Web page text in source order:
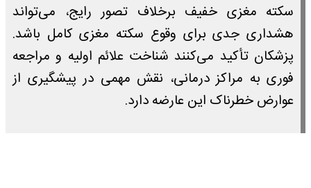
سکته مغزی خفیف برخلاف تصور رایج، می‌تواند
هشداری جدی برای وقوع سکته مغزی کامل باشد.
پزشکان تأکید می‌کنند شناخت علائم اولیه و مراجعه
فوری به مراکز درمانی، نقش مهمی در پیشگیری از
عوارض خطرناک این عارضه دارد.